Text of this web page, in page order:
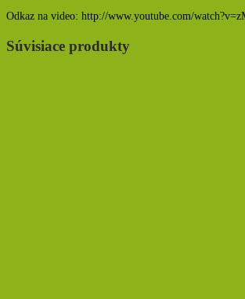
Odkaz na video: http://www.youtube.com/
Súvisiace produkty